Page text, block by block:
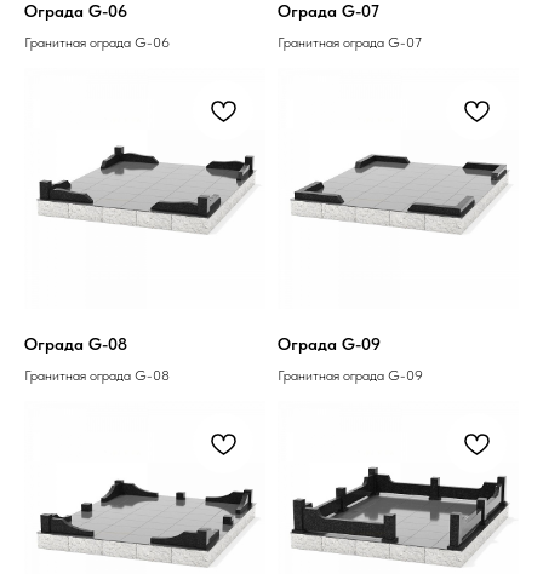
Ограда G-06
Гранитная ограда G-06
Ограда G-07
Гранитная ограда G-07
Ограда G-08
Гранитная ограда G-08
Ограда G-09
Гранитная ограда G-09